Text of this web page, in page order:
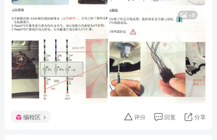
+8
编程区 评分 回复 分享